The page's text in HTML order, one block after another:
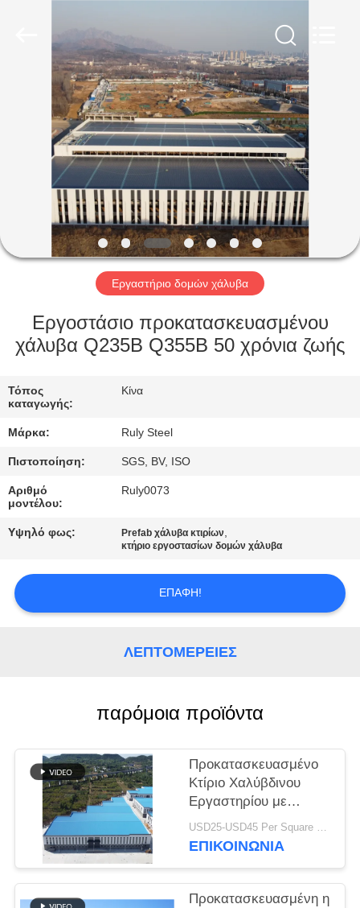
ΣΠΊΤΙ
ΠΡΟΪΌΝΤΑ
ΒΊΝΤΕΟ
ΕΜΦΆΝΙΣΗ
VR
ΠΕΡΊΠΟΥ
ΕΜΕΊΣ
ΓΎΡΟΣ
ΕΡΓΟΣΤΑΣΊΩΝ
ΠΟΙΟΤΙΚΌΣ
ΈΛΕΓΧΟΣ
ΜΑΣ
ΕΛΆΤΕ
ΣΕ
ΕΙΔΉΣΕΙΣ
ΛΎΣΗ
ΕΛΑΤΤΩΜΆΤΩΝ
BLOG
SITEMAP
Εργαστήριο δομών χάλυβα
Εργοστάσιο προκατασκευασμένου
χάλυβα Q235B Q355B 50 χρόνια ζωής
Τόπος
καταγωγής:
Κίνα
Μάρκα: Ruly Steel
Πιστοποίηση: SGS, BV, ISO
Αριθμό
μοντέλου:
Ruly0073
Υψηλό φως: Prefab χάλυβα κτιρίων,
κτήριο εργοστασίων δομών χάλυβα
ΕΠΑΦΉ!
ΛΕΠΤΟΜΈΡΕΙΕΣ
παρόμοια προϊόντα
Προκατασκευασμένο
Κτίριο Χαλύβδινου
Εργαστηρίου με
Γαλβανισμένο
Πορταλό Σκελετό
USD25-USD45 Per Square Meter MOQ:200 τετραγωνικά μέτρα
ΕΠΙΚΟΙΝΩΝΙΑ
Προκατασκευασμένη η